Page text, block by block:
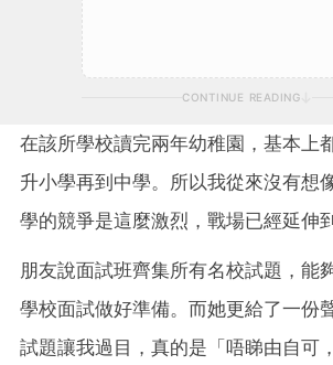
CONTINUE READING
在該所學校讀完兩年幼稚園，基本上
升小學再到中學。所以我從來沒有想
學的競爭是這麼激烈，戰場已經延伸
朋友說面試班齊集所有名校試題，能
學校面試做好準備。而她更給了一份
試題讓我過目，真的是「唔睇由自可